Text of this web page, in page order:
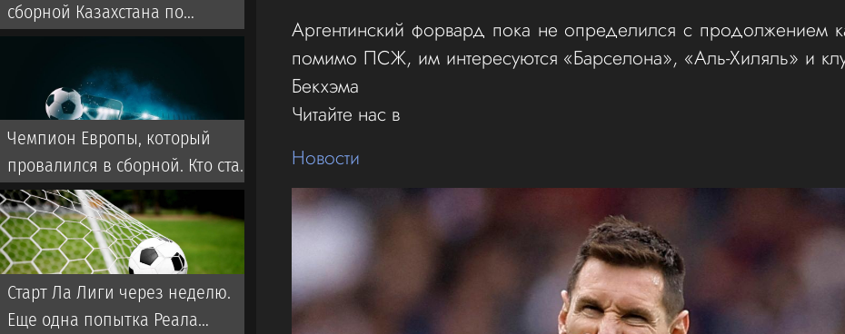
Аргентинский форвард пока не определился с продолжением
помимо ПСЖ, им интересуются «Барселона», «Аль-Хиляль» и
Бекхэма
Читайте нас в
Новости
сборной Казахстана по
ван’т Схипу
Чемпион Европы, который
провалился в сборной. Кто стал
новым тренером Казахстана?
Старт Ла Лиги через неделю.
Еще одна попытка Реала